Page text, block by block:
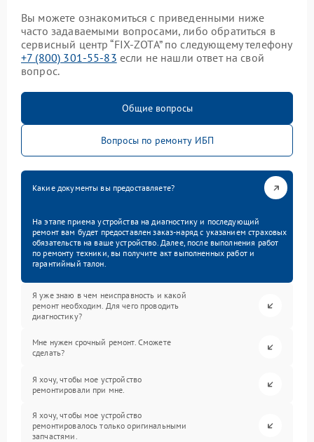
Вы можете ознакомиться с приведенными ниже
часто задаваемыми вопросами, либо обратиться в
сервисный центр “FIX-ZOTA” по следующему телефону
+7 (800) 301-55-83 если не нашли ответ на свой
вопрос.
Общие вопросы
Вопросы по ремонту ИБП
Какие документы вы предоставляете?
На этапе приема устройства на диагностику и последующий
ремонт вам будет предоставлен заказ-наряд с указанием страховых
обязательств на ваше устройство. Далее, после выполнения работ
по ремонту техники, вы получите акт выполненных работ и
гарантийный талон.
Я уже знаю в чем неисправность и какой
ремонт необходим. Для чего проводить
диагностику?
Мне нужен срочный ремонт. Сможете
сделать?
Я хочу, чтобы мое устройство
ремонтировали при мне.
Я хочу, чтобы мое устройство
ремонтировалось только оригинальными
запчастями.